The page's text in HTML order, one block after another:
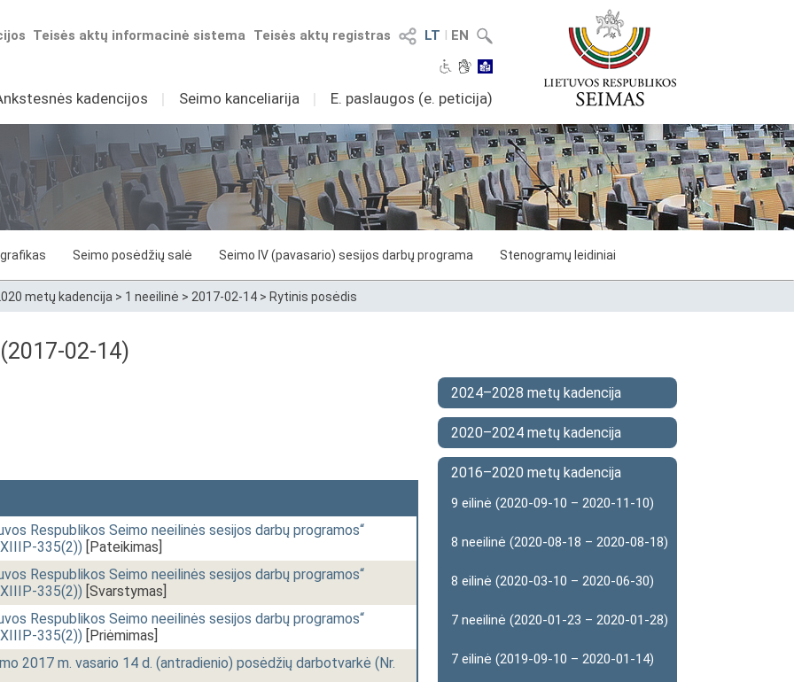
LT I EN
Teisės aktų registras
Teisės aktų informacinė sistema
kadencijos I Seimo kanceliarija I E. paslaugos (e. peticija)
grafikas Seimo posėdžių salė Seimo IV (pavasario) sesijos darbų programa Stenogramų leidiniai
metų kadencija > 1 neeilinė > 2017-02-14 > Rytinis posėdis
02-14)
Respublikos Seimo neeilinės sesijos darbų programos“
XIIIP-335(2)) [Pateikimas]
Respublikos Seimo neeilinės sesijos darbų programos“
XIIIP-335(2)) [Svarstymas]
Respublikos Seimo neeilinės sesijos darbų programos“
XIIIP-335(2)) [Priėmimas]
2017 m. vasario 14 d. (antradienio) posėdžių darbotvarkė (Nr.
2024–2028 metų kadencija
2020–2024 metų kadencija
2016–2020 metų kadencija
9 eilinė (2020-09-10 – 2020-11-10)
8 neeilinė (2020-08-18 – 2020-08-18)
8 eilinė (2020-03-10 – 2020-06-30)
7 neeilinė (2020-01-23 – 2020-01-28)
7 eilinė (2019-09-10 – 2020-01-14)